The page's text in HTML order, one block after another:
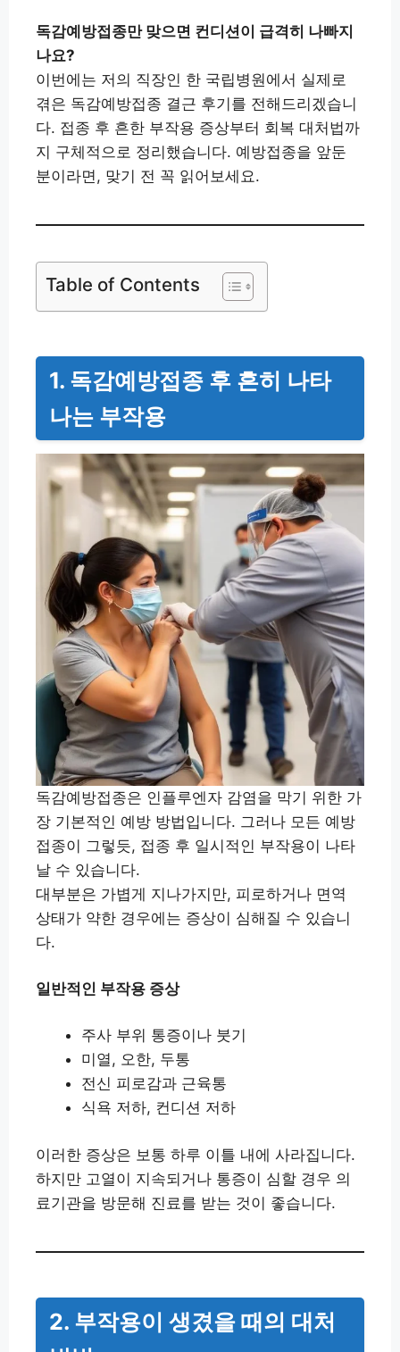
독감예방접종만 맞으면 컨디션이 급격히 나빠지
나요?
이번에는 저의 직장인 한 국립병원에서 실제로
겪은 독감예방접종 결근 후기를 전해드리겠습니
다. 접종 후 흔한 부작용 증상부터 회복 대처법까
지 구체적으로 정리했습니다. 예방접종을 앞둔
분이라면, 맞기 전 꼭 읽어보세요.
Table of Contents
1. 독감예방접종 후 흔히 나타
나는 부작용
독감예방접종은 인플루엔자 감염을 막기 위한 가
장 기본적인 예방 방법입니다. 그러나 모든 예방
접종이 그렇듯, 접종 후 일시적인 부작용이 나타
날 수 있습니다.
대부분은 가볍게 지나가지만, 피로하거나 면역
상태가 약한 경우에는 증상이 심해질 수 있습니
다.
일반적인 부작용 증상
주사 부위 통증이나 붓기
미열, 오한, 두통
전신 피로감과 근육통
식욕 저하, 컨디션 저하
이러한 증상은 보통 하루 이틀 내에 사라집니다.
하지만 고열이 지속되거나 통증이 심할 경우 의
료기관을 방문해 진료를 받는 것이 좋습니다.
2. 부작용이 생겼을 때의 대처